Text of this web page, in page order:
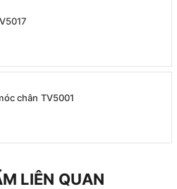
chân TV5001
LIÊN QUAN